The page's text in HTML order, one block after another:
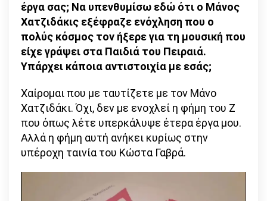
έργα σας; Να υπενθυμίσω εδώ ότι ο Μάνος
Χατζιδάκις εξέφραζε ενόχληση που ο
πολύς κόσμος τον ήξερε για τη μουσική που
είχε γράψει στα Παιδιά του Πειραιά.
Υπάρχει κάποια αντιστοιχία με εσάς;
Χαίρομαι που με ταυτίζετε με τον Μάνο
Χατζιδάκι. Όχι, δεν με ενοχλεί η φήμη του Ζ
που όπως λέτε υπερκάλυψε έτερα έργα μου.
Αλλά η φήμη αυτή ανήκει κυρίως στην
υπέροχη ταινία του Κώστα Γαβρά.